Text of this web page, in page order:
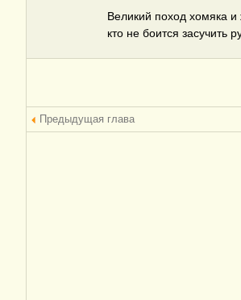
Великий поход хомяка
кто не боится засучить
Предыдущая глава